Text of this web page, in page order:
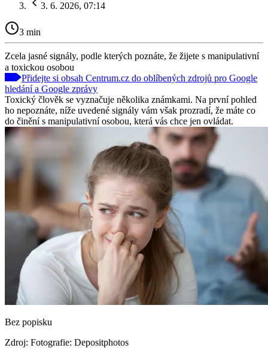
3. 6. 2026, 07:14
3 min
Zcela jasné signály, podle kterých poznáte, že žijete s manipulativní
a toxickou osobou
Přidejte si obsah Centrum.cz do oblíbených zdrojů pro Google
hledání a Google zprávy
Toxický člověk se vyznačuje několika známkami. Na první pohled
ho nepoznáte, níže uvedené signály vám však prozradí, že máte co
do činění s manipulativní osobou, která vás chce jen ovládat.
Bez popisku
Zdroj: Fotografie: Depositphotos